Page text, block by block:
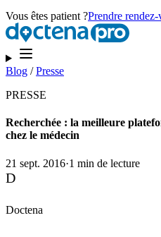
Vous êtes patient ?Prendre rendez-
Blog /Presse
PRESSE
Recherchée : la meilleure
chez le médecin
21 sept. 2016·1 min de lecture
D
Doctena